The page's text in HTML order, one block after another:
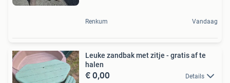
Renkum Vandaag
Leuke zandbak met zitje - gratis af te
halen
€ 0,00 Details